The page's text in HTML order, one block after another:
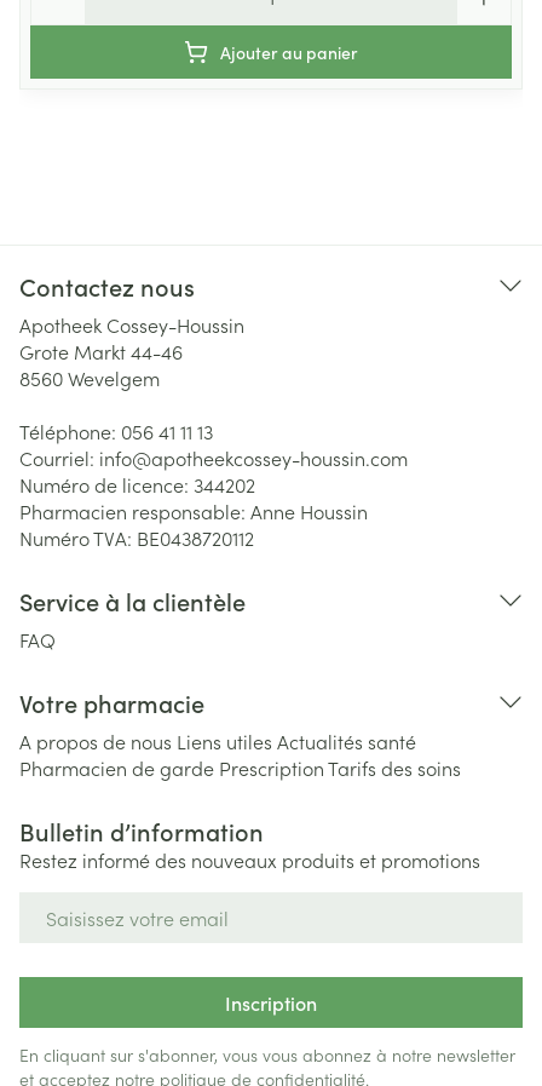
Ajouter au panier
Contactez nous
Apotheek Cossey-Houssin
Grote Markt 44-46
8560Wevelgem
Téléphone: 056 41 11 13
Courriel: info@apotheekcossey-houssin.com
Numéro de licence: 344202
Pharmacien responsable: Anne Houssin
Numéro TVA: BE0438720112
Service à la clientèle
FAQ
Votre pharmacie
A propos de nous Liens utiles Actualités santé
Pharmacien de garde PrescriptionTarifs des soins
Bulletin d’information
Restez informé des nouveaux produits et promotions
Inscription
En cliquant sur s'abonner, vous vous abonnez à notre newsletter
et acceptez notre politique de confidentialité.